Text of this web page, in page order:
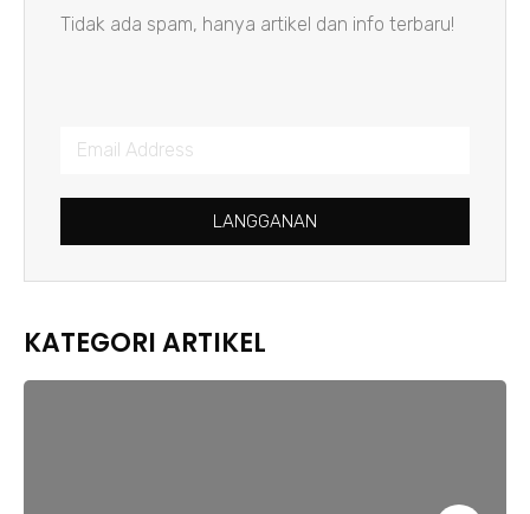
Tidak ada spam, hanya artikel dan info terbaru!
LANGGANAN
KATEGORI ARTIKEL